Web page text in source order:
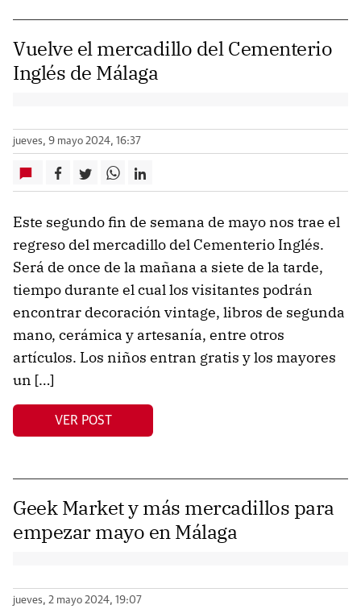
Vuelve el mercadillo del Cementerio
Inglés de Málaga
jueves, 9 mayo 2024, 16:37
Este segundo fin de semana de mayo nos trae el
regreso del mercadillo del Cementerio Inglés.
Será de once de la mañana a siete de la tarde,
tiempo durante el cual los visitantes podrán
encontrar decoración vintage, libros de segunda
mano, cerámica y artesanía, entre otros
artículos. Los niños entran gratis y los mayores
un […]
VER POST
Geek Market y más mercadillos para
empezar mayo en Málaga
jueves, 2 mayo 2024, 19:07